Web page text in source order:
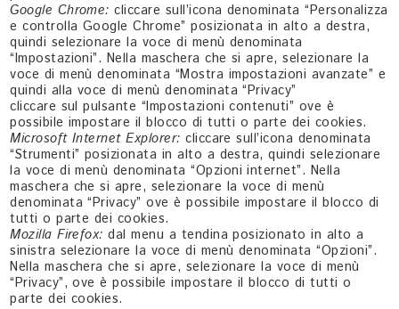
Google Chrome:cliccare sull’icona denominata “Personalizza
e controlla Google Chrome” posizionata in alto a destra,
quindi selezionare la voce di menù denominata
“Impostazioni”. Nella maschera che si apre, selezionare la
voce di menù denominata “Mostra impostazioni avanzate” e
quindi alla voce di menù denominata “Privacy”
cliccare sul pulsante “Impostazioni contenuti” ove è
possibile impostare il blocco di tutti o parte dei cookies.
Microsoft Internet Explorer:cliccare sull’icona denominata
“Strumenti” posizionata in alto a destra, quindi selezionare
la voce di menù denominata “Opzioni internet”. Nella
maschera che si apre, selezionare la voce di menù
denominata “Privacy” ove è possibile impostare il blocco di
tutti o parte dei cookies.
Mozilla Firefox:dal menu a tendina posizionato in alto a
sinistra selezionare la voce di menù denominata “Opzioni”.
Nella maschera che si apre, selezionare la voce di menù
“Privacy”, ove è possibile impostare il blocco di tutti o
parte dei cookies.